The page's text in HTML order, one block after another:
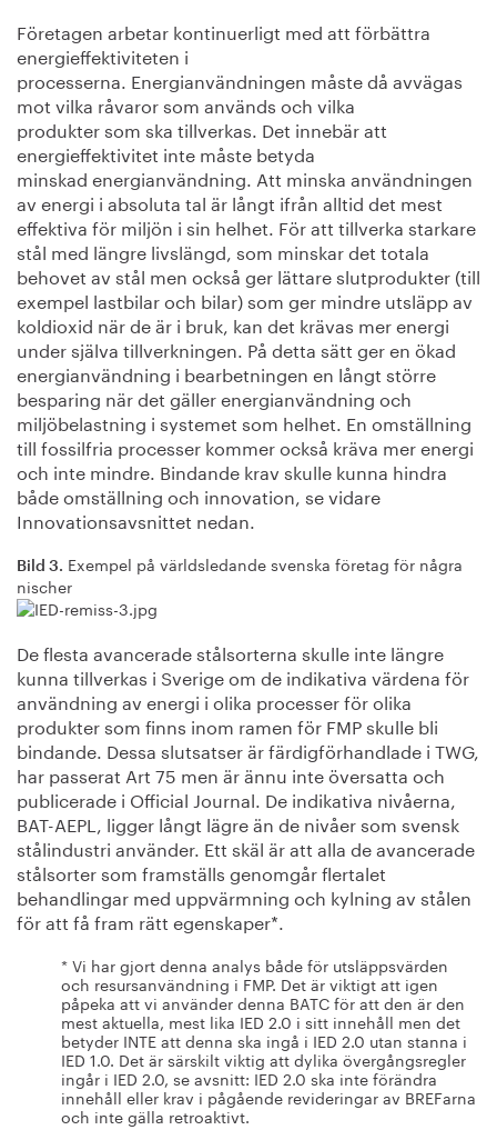
Företagen arbetar kontinuerligt med att förbättra
energieffektiviteten i
processerna. Energianvändningen måste då avvägas
mot vilka råvaror som används och vilka
produkter som ska tillverkas. Det innebär att
energieffektivitet inte måste betyda
minskad energianvändning. Att minska användningen
av energi i absoluta tal är långt ifrån alltid det mest
effektiva för miljön i sin helhet. För att tillverka starkare
stål med längre livslängd, som minskar det totala
behovet av stål men också ger lättare slutprodukter (till
exempel lastbilar och bilar) som ger mindre utsläpp av
koldioxid när de är i bruk, kan det krävas mer energi
under själva tillverkningen. På detta sätt ger en ökad
energianvändning i bearbetningen en långt större
besparing när det gäller energianvändning och
miljöbelastning i systemet som helhet. En omställning
till fossilfria processer kommer också kräva mer energi
och inte mindre. Bindande krav skulle kunna hindra
både omställning och innovation, se vidare
Innovationsavsnittet nedan.
Bild 3. Exempel på världsledande svenska företag för några
nischer
De flesta avancerade stålsorterna skulle inte längre
kunna tillverkas i Sverige om de indikativa värdena för
användning av energi i olika processer för olika
produkter som finns inom ramen för FMP skulle bli
bindande. Dessa slutsatser är färdigförhandlade i TWG,
har passerat Art 75 men är ännu inte översatta och
publicerade i Official Journal. De indikativa nivåerna,
BAT-AEPL, ligger långt lägre än de nivåer som svensk
stålindustri använder. Ett skäl är att alla de avancerade
stålsorter som framställs genomgår flertalet
behandlingar med uppvärmning och kylning av stålen
för att få fram rätt egenskaper*.
* Vi har gjort denna analys både för utsläppsvärden
och resursanvändning i FMP. Det är viktigt att igen
påpeka att vi använder denna BATC för att den är den
mest aktuella, mest lika IED 2.0 i sitt innehåll men det
betyder INTE att denna ska ingå i IED 2.0 utan stanna i
IED 1.0. Det är särskilt viktig att dylika övergångsregler
ingår i IED 2.0, se avsnitt: IED 2.0 ska inte förändra
innehåll eller krav i pågående revideringar av BREFarna
och inte gälla retroaktivt.